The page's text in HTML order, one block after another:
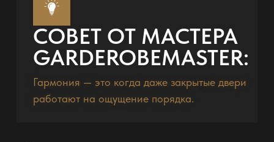
СОВЕТ ОТ МАСТЕРА
GARDEROBEMASTER:
Гармония — это когда даже закрытые двери
работают на ощущение порядка.